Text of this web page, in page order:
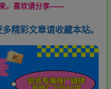
，喜欢请分享------
精彩文章请收藏本站。